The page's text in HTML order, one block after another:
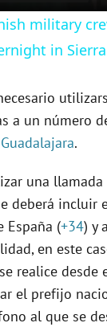
a
y
V
i
d
e
military
in
a un número
Guadalajara.
una
deberá incluir
España (+34) y
en este
realice desde
el prefijo
al que se